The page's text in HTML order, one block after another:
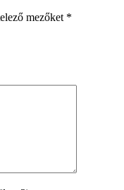
mezőket *